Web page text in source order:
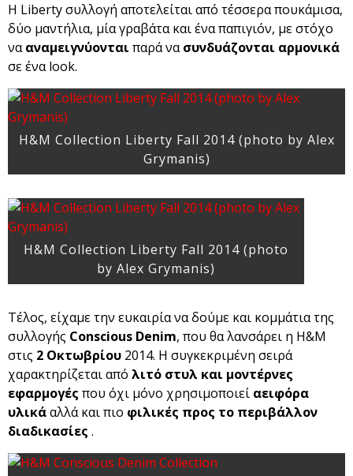
Η Liberty συλλογή αποτελείται από τέσσερα πουκάμισα,
δύο μαντήλια, μία γραβάτα και ένα παπιγιόν, με στόχο
νααναμειγνύονται παρά νασυνδυάζονται αρμονικά
σε ένα look.
H&M Collection Liberty Fall 2014 (photo by Alex
Grymanis)
H&M Collection Liberty Fall 2014 (photo
by Alex Grymanis)
Τέλος, είχαμε την ευκαιρία να δούμε και κομμάτια της
συλλογής Conscious Denim, που θα λανσάρει η H&M
στις 2 Οκτωβρίου 2014. Η συγκεκριμένη σειρά
χαρακτηρίζεται από λιτό στυλ και μοντέρνες
εφαρμογές που όχι μόνο χρησιμοποιεί αειφόρα
υλικάαλλά και πιο φιλικές προς το περιβάλλον
διαδικασίες .